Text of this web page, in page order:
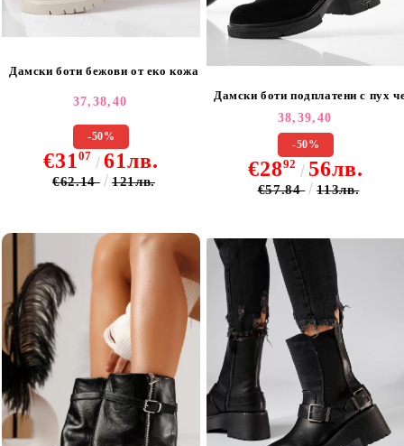
Дамски боти бежови от еко кожа Celia #20558
37, 38, 40
-50%
€31 07 61лв.
€62.14 121лв.
Дамски боти подплатени с пух
38, 39, 40
-50%
€2892 56лв.
€57.84 113лв.